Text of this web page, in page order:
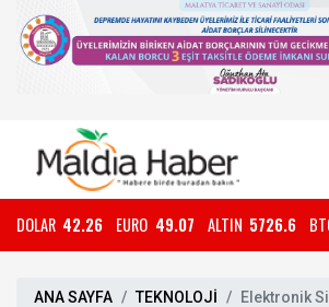
DOLAR 42.26 EURO 49.07 ALTIN 5726.6
ANA SAYFA TEKNOLOJİ Elektronik